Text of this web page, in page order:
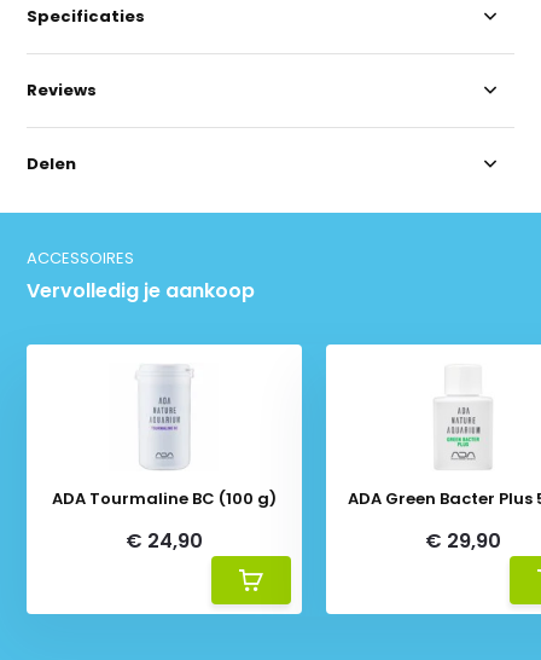
Specificaties
Reviews
Delen
ACCESSOIRES
Vervolledig je aankoop
ADA Tourmaline BC (100 g)
€ 24,90
ADA Green Bacter Plus
€ 29,90